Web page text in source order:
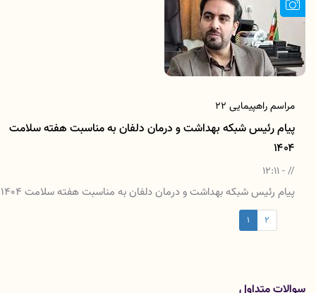
مراسم راهپیمایی ۲۲
پیام رئیس شبکه بهداشت و درمان دلفان به مناسبت هفته سلامت
۱۴۰۴
// - 12:11
پیام رئیس شبکه بهداشت و درمان دلفان به مناسبت هفته سلامت ۱۴۰۴
1 2